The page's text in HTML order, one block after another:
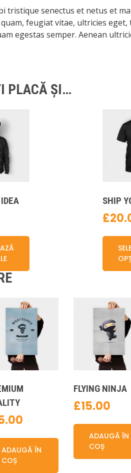
tristique senectus et netus et
feugiat vitae, ultricies eget,
egestas semper. Aenean
PLACĂ ȘI…
Acest
mai
Opțiunile
pot
fi
alese
în
pagina
SHIP
£
ADAUGĂ ÎN
COȘ
FLYING NINJA
£15.00
ADAUGĂ ÎN
COȘ